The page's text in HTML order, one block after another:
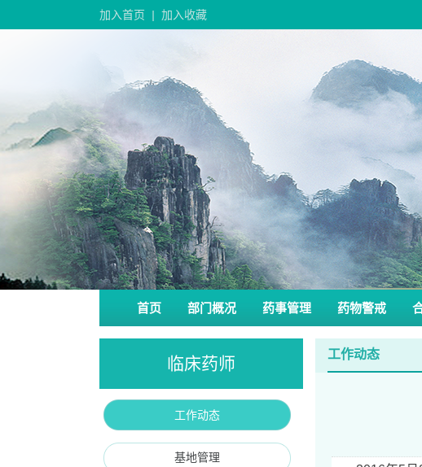
加入首页 | 加入收藏
首页 部门概况 药事管理 药物警戒
临床药师
工作动态
基地管理
工作动态